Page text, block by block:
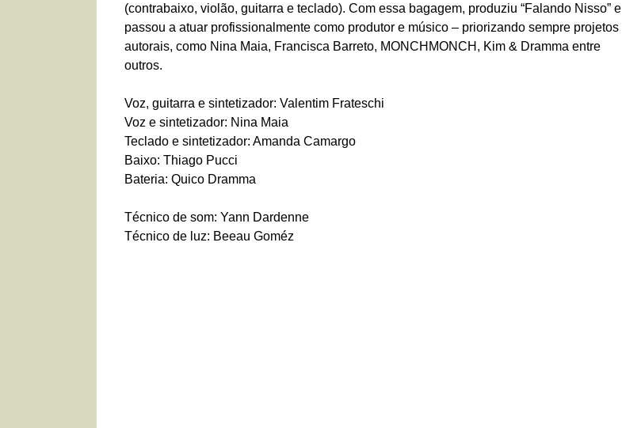
(contrabaixo, violão, guitarra e teclado). Com essa bagagem, produziu “Falando Nisso” e
passou a atuar profissionalmente como produtor e músico – priorizando sempre projetos
autorais, como Nina Maia, Francisca Barreto, MONCHMONCH, Kim & Dramma entre
outros.
Voz, guitarra e sintetizador: Valentim Frateschi
Voz e sintetizador: Nina Maia
Teclado e sintetizador: Amanda Camargo
Baixo: Thiago Pucci
Bateria: Quico Dramma
Técnico de som: Yann Dardenne
Técnico de luz: Beeau Goméz